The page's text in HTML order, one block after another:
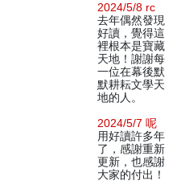
2024/5/8 rc
去年偶然發現
好讀，覺得這
裡根本是寶藏
天地！謝謝每
一位在幕後默
默耕耘文學天
地的人。
2024/5/7 呢
用好讀許多年
了，感謝重新
更新，也感謝
大家的付出！